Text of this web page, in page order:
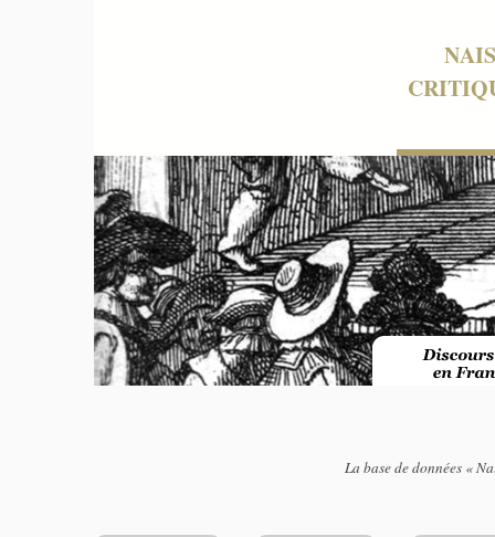
La base de données «